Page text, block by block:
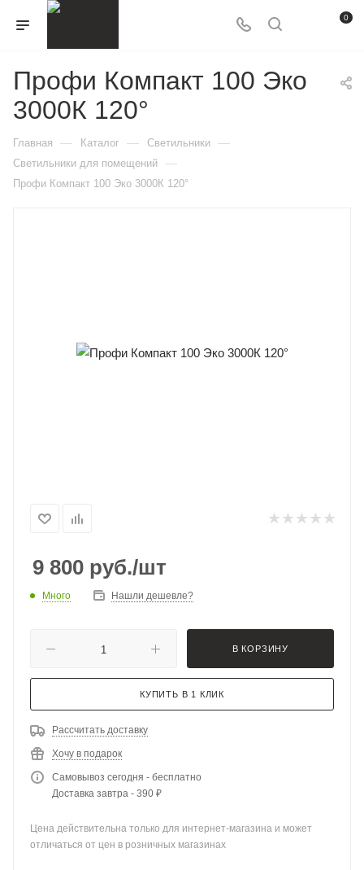
0
Профи Компакт 100 Эко
3000К 120°
Главная — Каталог — Светильники —
Светильники для помещений —
Профи Компакт 100 Эко 3000К 120°
9 800 руб./шт
Много Нашли дешевле?
В КОРЗИНУ
КУПИТЬ В 1 КЛИК
Рассчитать доставку
Хочу в подарок
Самовывоз сегодня - бесплатно
Доставка завтра - 390 ₽
Цена действительна только для интернет-магазина и может
отличаться от цен в розничных магазинах